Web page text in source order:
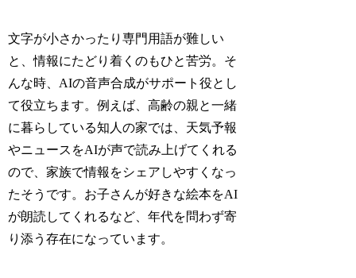
文字が小さかったり専門用語が難しい
と、情報にたどり着くのもひと苦労。そ
んな時、AIの音声合成がサポート役とし
て役立ちます。例えば、高齢の親と一緒
に暮らしている知人の家では、天気予報
やニュースをAIが声で読み上げてくれる
ので、家族で情報をシェアしやすくなっ
たそうです。お子さんが好きな絵本をAI
が朗読してくれるなど、年代を問わず寄
り添う存在になっています。